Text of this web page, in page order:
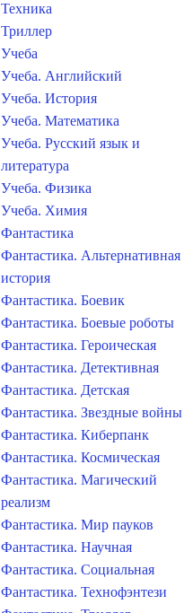
Техника
Триллер
Учеба
Учеба. Английский
Учеба. История
Учеба. Математика
Учеба. Русский язык и
литература
Учеба. Физика
Учеба. Химия
Фантастика
Фантастика. Альтернативная
история
Фантастика. Боевик
Фантастика. Боевые роботы
Фантастика. Героическая
Фантастика. Детективная
Фантастика. Детская
Фантастика. Звездные войны
Фантастика. Киберпанк
Фантастика. Космическая
Фантастика. Магический
реализм
Фантастика. Мир пауков
Фантастика. Научная
Фантастика. Социальная
Фантастика. Технофэнтези